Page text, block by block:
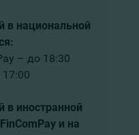
в национальной
– до 18:30
в иностранной
и на